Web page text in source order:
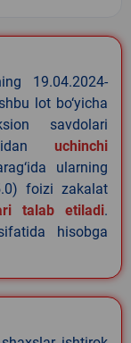
19.04.2024-
lot bo‘yicha
savdolari
uchinchi
ularning
foizi zakalat
talab etiladi.
hisobga